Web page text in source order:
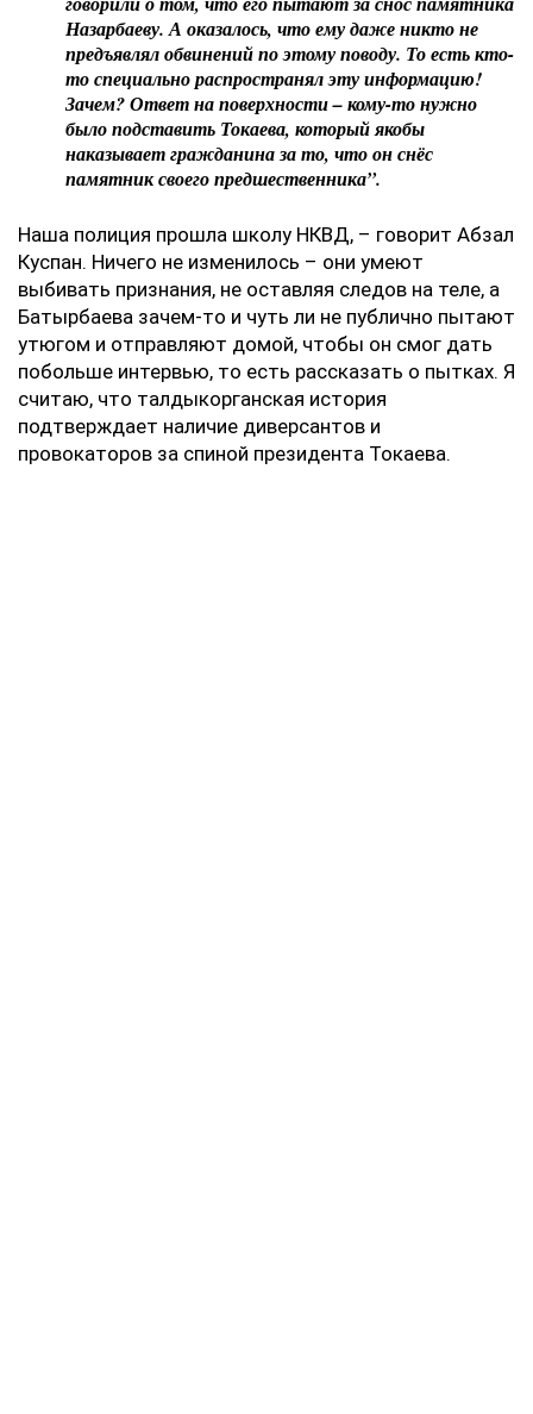
Назарбаеву. А оказалось, что ему даже никто не
предъявлял обвинений по этому поводу. То есть кто-
то специально распространял эту информацию!
Зачем? Ответ на поверхности – кому-то нужно
было подставить Токаева, который якобы
наказывает гражданина за то, что он снёс
памятник своего предшественника”.
Наша полиция прошла школу НКВД, – говорит Абзал
Куспан. Ничего не изменилось – они умеют
выбивать признания, не оставляя следов на теле, а
Батырбаева зачем-то и чуть ли не публично пытают
утюгом и отправляют домой, чтобы он смог дать
побольше интервью, то есть рассказать о пытках. Я
считаю, что талдыкорганская история
подтверждает наличие диверсантов и
провокаторов за спиной президента Токаева.